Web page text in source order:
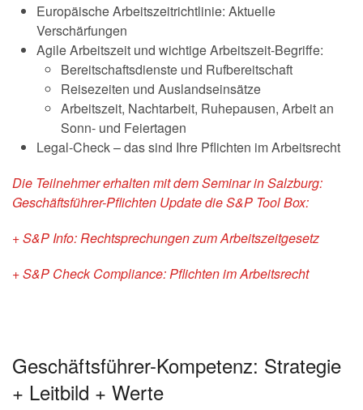
Europäische Arbeitszeitrichtlinie: Aktuelle
Verschärfungen
Agile Arbeitszeit und wichtige Arbeitszeit-Begriffe:
Bereitschaftsdienste und Rufbereitschaft
Reisezeiten und Auslandseinsätze
Arbeitszeit, Nachtarbeit, Ruhepausen, Arbeit an
Sonn- und Feiertagen
Legal-Check – das sind Ihre Pflichten im Arbeitsrecht
Die Teilnehmer erhalten mit dem Seminar in Salzburg:
Geschäftsführer-Pflichten Update die S&P Tool Box:
+ S&P Info: Rechtsprechungen zum Arbeitszeitgesetz
+ S&P Check Compliance: Pflichten im Arbeitsrecht
Geschäftsführer-Kompetenz: Strategie
+ Leitbild + Werte